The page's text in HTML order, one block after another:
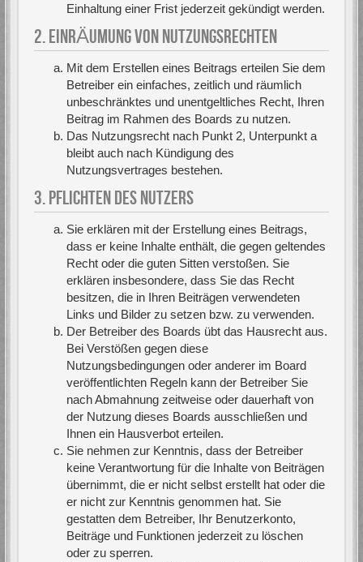
Einhaltung einer Frist jederzeit gekündigt werden.
2. EINRÄUMUNG VON NUTZUNGSRECHTEN
Mit dem Erstellen eines Beitrags erteilen Sie dem
Betreiber ein einfaches, zeitlich und räumlich
unbeschränktes und unentgeltliches Recht, Ihren
Beitrag im Rahmen des Boards zu nutzen.
Das Nutzungsrecht nach Punkt 2, Unterpunkt a
bleibt auch nach Kündigung des
Nutzungsvertrages bestehen.
3. PFLICHTEN DES NUTZERS
Sie erklären mit der Erstellung eines Beitrags,
dass er keine Inhalte enthält, die gegen geltendes
Recht oder die guten Sitten verstoßen. Sie
erklären insbesondere, dass Sie das Recht
besitzen, die in Ihren Beiträgen verwendeten
Links und Bilder zu setzen bzw. zu verwenden.
Der Betreiber des Boards übt das Hausrecht aus.
Bei Verstößen gegen diese
Nutzungsbedingungen oder anderer im Board
veröffentlichten Regeln kann der Betreiber Sie
nach Abmahnung zeitweise oder dauerhaft von
der Nutzung dieses Boards ausschließen und
Ihnen ein Hausverbot erteilen.
Sie nehmen zur Kenntnis, dass der Betreiber
keine Verantwortung für die Inhalte von Beiträgen
übernimmt, die er nicht selbst erstellt hat oder die
er nicht zur Kenntnis genommen hat. Sie
gestatten dem Betreiber, Ihr Benutzerkonto,
Beiträge und Funktionen jederzeit zu löschen
oder zu sperren.